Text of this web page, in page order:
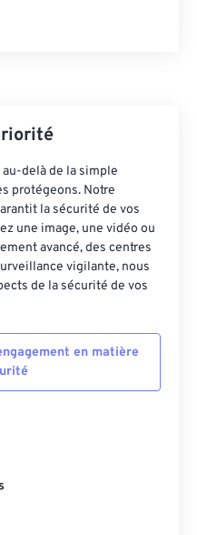
delà de la simple
protégeons. Notre
la sécurité de vos
une image, une vidéo ou
avancé, des centres
vigilante, nous
de la sécurité de vos
en matière